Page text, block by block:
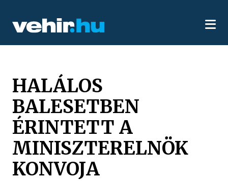
HALÁLOS
BALESETBEN
ÉRINTETT A
MINISZTERELNÖK
KONVOJA